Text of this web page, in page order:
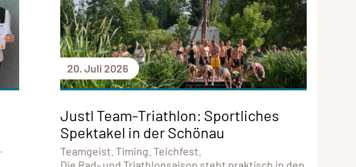
20. Juli 2026
Justl Team-Triathlon: Sportliches
Spektakel in der Schönau
Teamgeist. Timing. Teichfest.